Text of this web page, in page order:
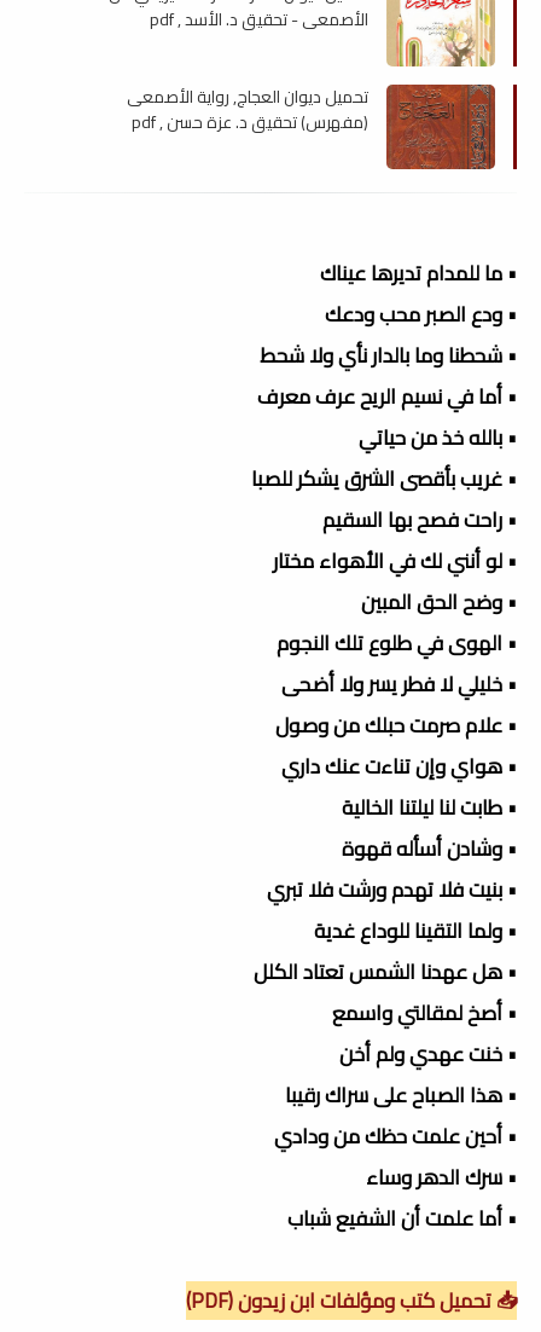
الأصمعي - تحقيق د. الأسد , pdf
تحميل ديوان العجاج, رواية الأصمعى
(مفهرس) تحقيق د. عزة حسن , pdf
• ما للمدام تديرها عيناك
• ودع الصبر محب ودعك
• شحطنا وما بالدار نأي ولا شحط
• أما في نسيم الريح عرف معرف
• بالله خذ من حياتي
• غريب بأقصى الشرق يشكر للصبا
• راحت فصح بها السقيم
• لو أنني لك في الأهواء مختار
• وضح الحق المبين
• الهوى في طلوع تلك النجوم
• خليلي لا فطر يسر ولا أضحى
• علام صرمت حبلك من وصول
• هواي وإن تناءت عنك داري
• طابت لنا ليلتنا الخالية
• وشادن أسأله قهوة
• بنيت فلا تهدم ورشت فلا تبري
• ولما التقينا للوداع غدية
• هل عهدنا الشمس تعتاد الكلل
• أصخ لمقالتي واسمع
• خنت عهدي ولم أخن
• هذا الصباح على سراك رقيبا
• أحين علمت حظك من ودادي
• سرك الدهر وساء
• أما علمت أن الشفيع شباب
📥 تحميل كتب ومؤلفات ابن زيدون (PDF)